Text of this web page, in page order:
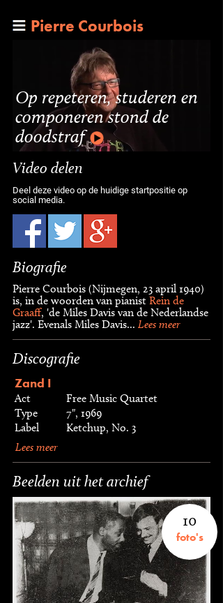
Pierre Courbois
Op repeteren, studeren en
componeren stond de
doodstraf
Video delen
Deel deze video op de huidige startpositie op
social media.
Biografie
Pierre Courbois (Nijmegen, 23 april 1940)
is, in de woorden van pianist Rein de
Graaff, 'de Miles Davis van de Nederlandse
jazz'. Evenals Miles Davis... Lees meer
Discografie
Zand I
Act
Free Music Quartet
Type
7", 1969
Label
Ketchup, No. 3
Lees meer
Beelden uit het archief
10
foto's